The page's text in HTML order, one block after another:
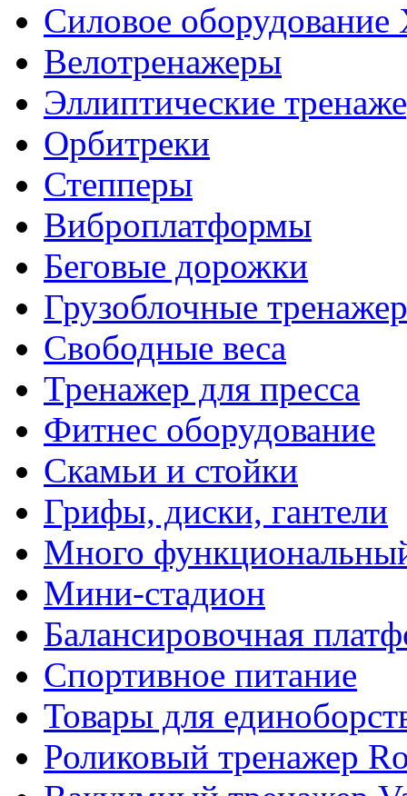
Силовое оборудование
Велотренажеры
Эллиптические
Орбитреки
Степперы
Виброплатформы
Беговые дорожки
Грузоблочные
Свободные веса
Тренажер для пресса
Фитнес оборудование
Скамьи и стойки
Грифы, диски, гантели
Много
Мини-стадион
Балансировочная
Спортивное питание
Товары для
Роликовый тренажер